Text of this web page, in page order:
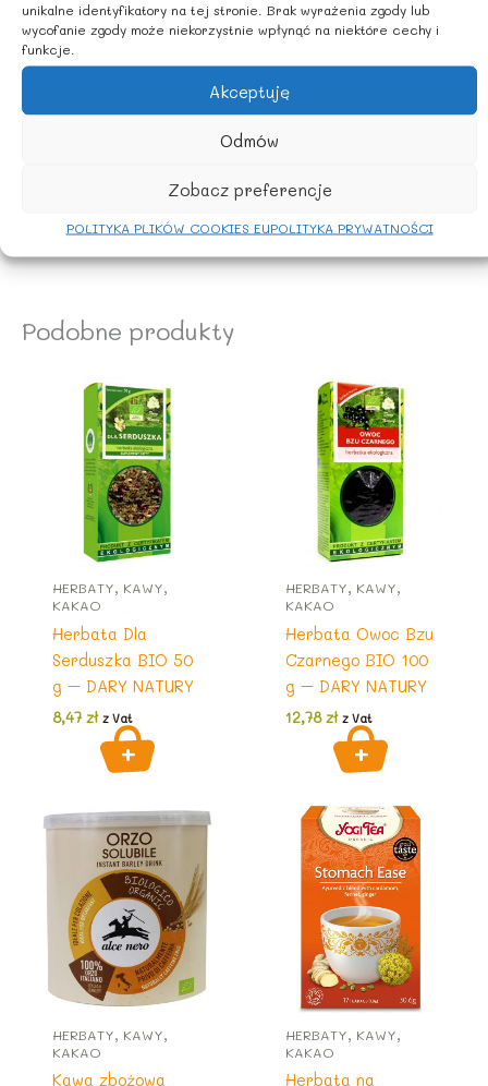
unikalne identyfikatory na tej stronie. Brak wyrażenia zgody lub
wycofanie zgody może niekorzystnie wpłynąć na niektóre cechy i
funkcje.
Akceptuję
Odmów
Zobacz preferencje
POLITYKA PLIKÓW COOKIES EUPOLITYKA PRYWATNOŚCI
Jedną łyżeczkę herbatki zalać 250 ml gorącej wody i
pozostawić pod przykryciem do zaparzenia na około 10
ZALECANE WARUNKI PRZECHOWYWANIA
Przechowywać w suchym miejscu
Wyprodukowano w Polsce
Podobne produkty
HERBATY, KAWY,
KAKAO
Herbata Dla
Serduszka BIO 50
g – DARY NATURY
8,47zł z Vat
HERBATY, KAWY,
KAKAO
Herbata Owoc Bzu
Czarnego BIO 100
g – DARY NATURY
12,78zł z Vat
HERBATY, KAWY,
KAKAO
Kawa zbożowa
HERBATY, KAWY,
KAKAO
Herbata na